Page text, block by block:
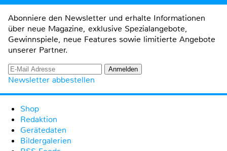
Abonniere den Newsletter und erhalte Informationen
über neue Magazine, exklusive Spezialangebote,
Gewinnspiele, neue Features sowie limitierte Angebote
unserer Partner.
Newsletter abbestellen
Shop
Redaktion
Gerätedaten
Bildergalerien